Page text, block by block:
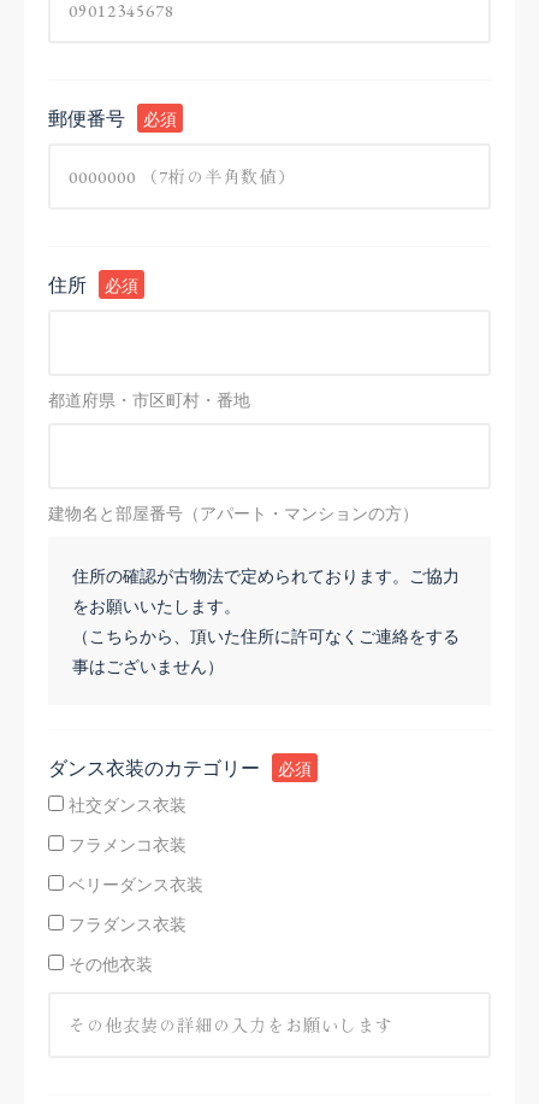
郵便番号 必須
住所 必須
都道府県・市区町村・番地
建物名と部屋番号（アパート・マンションの方）
住所の確認が古物法で定められております。ご協力
をお願いいたします。
（こちらから、頂いた住所に許可なくご連絡をする
事はございません）
ダンス衣装のカテゴリー
必須
社交ダンス衣装
フラメンコ衣装
ベリーダンス衣装
フラダンス衣装
その他衣装